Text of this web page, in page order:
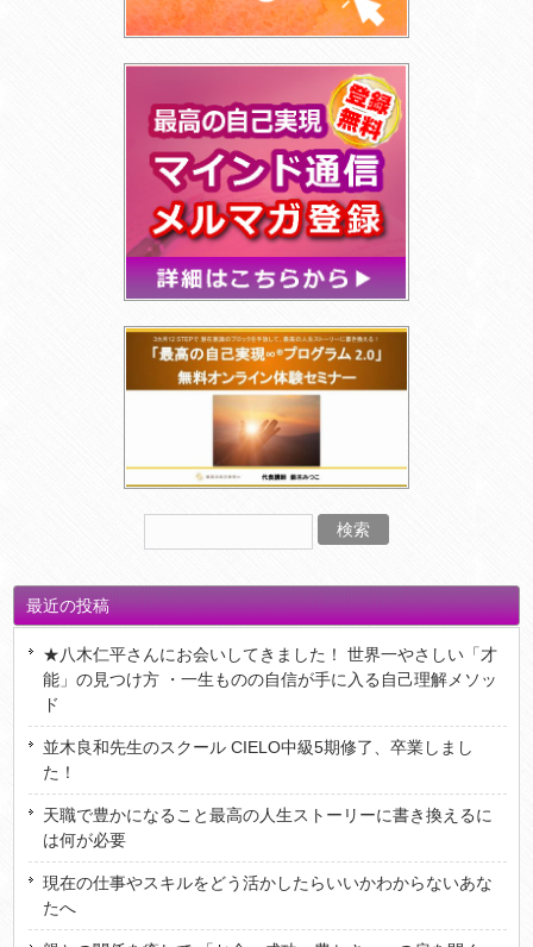
最近の投稿
★八木仁平さんにお会いしてきました！ 世界一やさしい「才
能」の見つけ方 ・一生ものの自信が手に入る自己理解メソッ
ド
並木良和先生のスクール CIELO中級5期修了、卒業しまし
た！
天職で豊かになること最高の人生ストーリーに書き換えるに
は何が必要
現在の仕事やスキルをどう活かしたらいいかわからないあな
たへ